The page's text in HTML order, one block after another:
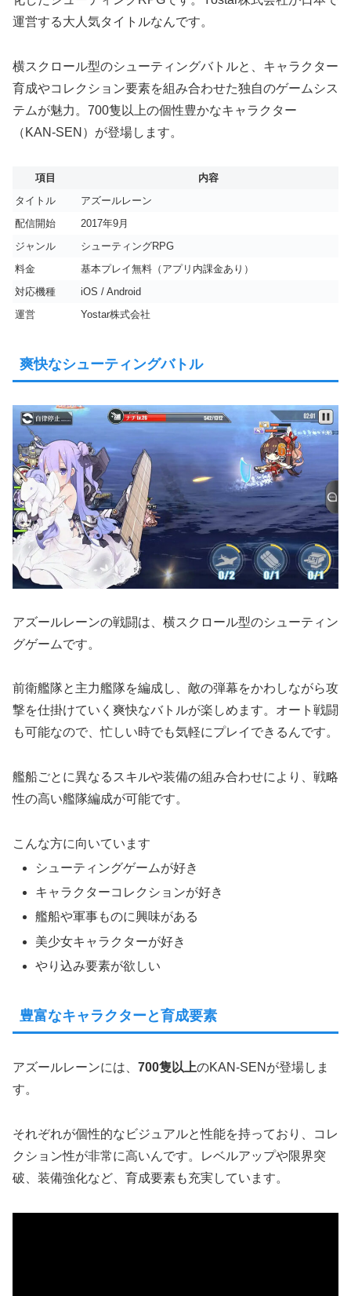
運営する大人気タイトルなんです。
横スクロール型のシューティングバトルと、キャラクター
育成やコレクション要素を組み合わせた独自のゲームシス
テムが魅力。700隻以上の個性豊かなキャラクター
（KAN-SEN）が登場します。
項目
内容
タイトル
アズールレーン
配信開始
2017年9月
ジャンル
シューティングRPG
料金
基本プレイ無料（アプリ内課金あり）
対応機種
iOS / Android
運営
Yostar株式会社
爽快なシューティングバトル
アズールレーンの戦闘は、横スクロール型のシューティン
グゲームです。
前衛艦隊と主力艦隊を編成し、敵の弾幕をかわしながら攻
撃を仕掛けていく爽快なバトルが楽しめます。オート戦闘
も可能なので、忙しい時でも気軽にプレイできるんです。
艦船ごとに異なるスキルや装備の組み合わせにより、戦略
性の高い艦隊編成が可能です。
こんな方に向いています
シューティングゲームが好き
キャラクターコレクションが好き
艦船や軍事ものに興味がある
美少女キャラクターが好き
やり込み要素が欲しい
豊富なキャラクターと育成要素
アズールレーンには、 700隻以上のKAN-SENが登場しま
す。
それぞれが個性的なビジュアルと性能を持っており、コレ
クション性が非常に高いんです。レベルアップや限界突
破、装備強化など、育成要素も充実しています。